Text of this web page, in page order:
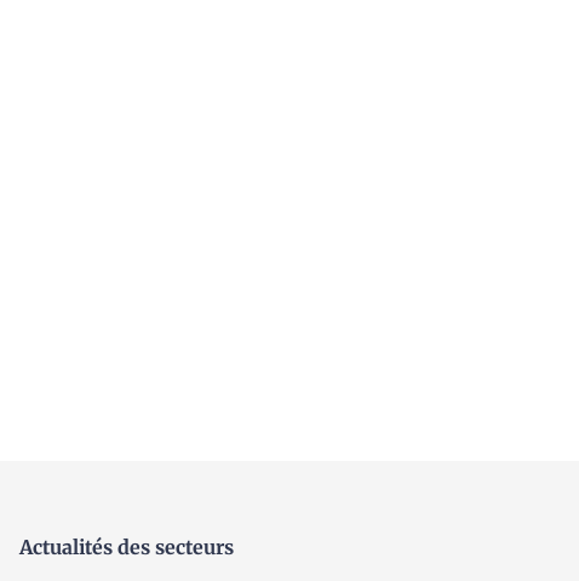
Actualités des secteurs